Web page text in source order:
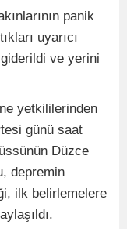
panik
uyarıcı
ve yerini
yetkililerinden
günü saat
Düzce
depremin
ilk belirlemelere